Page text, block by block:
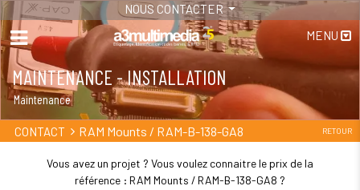
NOUS CONTACTER
MENU
MAINTENANCE - INSTALLATION
Maintenance
CONTACT RAM Mounts / RAM-B-138-GA8 RETOUR
Vous avez un projet ? Vous voulez connaitre le prix de la
référence : RAM Mounts / RAM-B-138-GA8 ?